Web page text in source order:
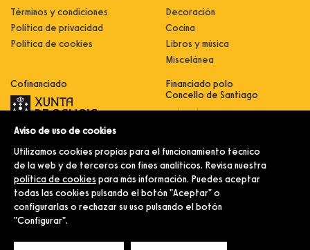
Términos y condiciones
Política de privacidad
Política de cookies
Decoración
Cocina
Libros y música
Miscelánea
Cofinanciado
Innovación, dixitalización e
comercialización e expansión do
sector comercial e artesanal
Implantación e pulo da estratexia
dixital e modernización do sector
comercial e artesanal (CO300C
2021)
Financiado polo
Concello de Santiago
© Merlín e Familia.
Aviso de uso de cookies
Utilizamos cookies propias para el funcionamiento técnico
de la web y de terceros con fines analíticos. Revisa nuestra
política de cookies para más información. Puedes aceptar
todas las cookies pulsando el botón "Aceptar" o
configurarlas o rechazar su uso pulsando el botón
"Configurar".